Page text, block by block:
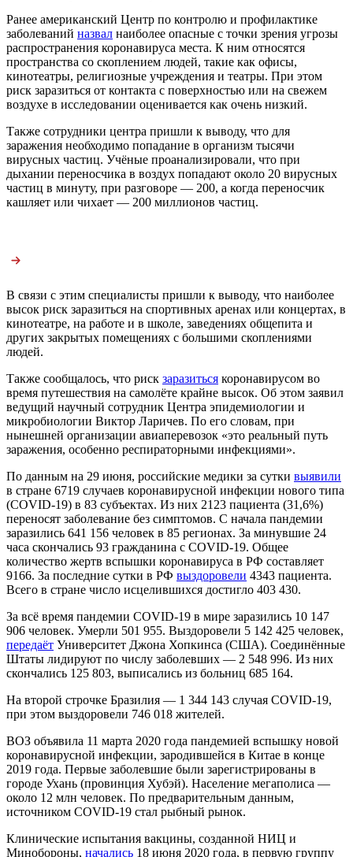
Ранее американский Центр по контролю и профилактике
заболеваний назвал наиболее опасные с точки зрения угрозы
распространения коронавируса места. К ним относятся
пространства со скоплением людей, такие как офисы,
кинотеатры, религиозные учреждения и театры. При этом
риск заразиться от контакта с поверхностью или на свежем
воздухе в исследовании оценивается как очень низкий.
Также сотрудники центра пришли к выводу, что для
заражения необходимо попадание в организм тысячи
вирусных частиц. Учёные проанализировали, что при
дыхании переносчика в воздух попадают около 20 вирусных
частиц в минуту, при разговоре — 200, а когда переносчик
кашляет или чихает — 200 миллионов частиц.
В связи с этим специалисты пришли к выводу, что наиболее
высок риск заразиться на спортивных аренах или концертах, в
кинотеатре, на работе и в школе, заведениях общепита и
других закрытых помещениях с большими скоплениями
людей.
Также сообщалось, что риск заразиться коронавирусом во
время путешествия на самолёте крайне высок. Об этом заявил
ведущий научный сотрудник Центра эпидемиологии и
микробиологии Виктор Ларичев. По его словам, при
нынешней организации авиаперевозок «это реальный путь
заражения, особенно респираторными инфекциями».
По данным на 29 июня, российские медики за сутки выявили
в стране 6719 случаев коронавирусной инфекции нового типа
(COVID-19) в 83 субъектах. Из них 2123 пациента (31,6%)
переносят заболевание без симптомов. С начала пандемии
заразились 641 156 человек в 85 регионах. За минувшие 24
часа скончались 93 гражданина с COVID-19. Общее
количество жертв вспышки коронавируса в РФ составляет
9166. За последние сутки в РФ выздоровели 4343 пациента.
Всего в стране число исцелившихся достигло 403 430.
За всё время пандемии COVID-19 в мире заразились 10 147
906 человек. Умерли 501 955. Выздоровели 5 142 425 человек,
передаёт Университет Джона Хопкинса (США). Соединённые
Штаты лидируют по числу заболевших — 2 548 996. Из них
скончались 125 803, выписались из больниц 685 164.
На второй строчке Бразилия — 1 344 143 случая COVID-19,
при этом выздоровели 746 018 жителей.
ВОЗ объявила 11 марта 2020 года пандемией вспышку новой
коронавирусной инфекции, зародившейся в Китае в конце
2019 года. Первые заболевшие были зарегистрированы в
городе Ухань (провинция Хубэй). Население мегаполиса —
около 12 млн человек. По предварительным данным,
источником COVID-19 стал рыбный рынок.
Клинические испытания вакцины, созданной НИЦ и
Минобороны, начались 18 июня 2020 года, в первую группу